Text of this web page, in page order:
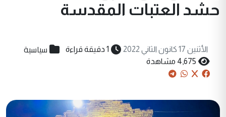
حشد العتبات المقدسة
الأثنين 17 كانون الثاني 2022 1 دقيقة قراءة سياسية
4,675 مشاهدة